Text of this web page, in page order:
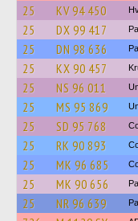
25 KV 94 450
25 DX 99 417
25 DN 98 636
25 KX 90 457
25 NS 96 011
25 MS 95 869
25 SD 95 768
25 RK 90 893
25 MK 96 685
25 MK 90 656
25 NR 96 639